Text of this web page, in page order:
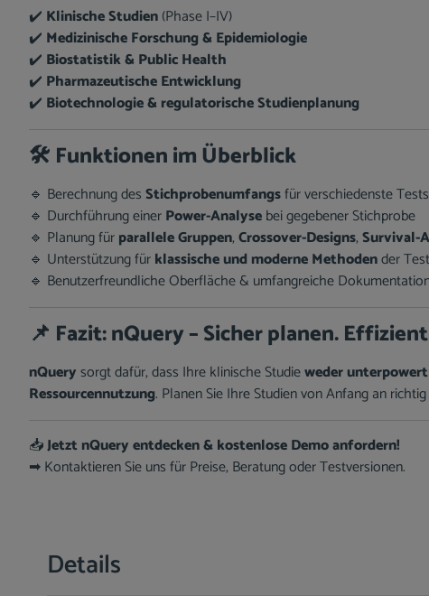
✔️ Klinische Studien(Phase I–IV)
✔️ Medizinische Forschung & Epidemiologie
✔️ Biostatistik & Public Health
✔️ Pharmazeutische Entwicklung
✔️ Biotechnologie & regulatorische Studienplanung
🛠️ Funktionen im Überblick
🔹 Berechnung desStichprobenumfangsfür verschiedenste
🔹 Durchführung einerPower-Analysebei gegebener Stichprobe
🔹 Planung fürparallele Gruppen,Crossover-Designs,Survival-
🔹 Unterstützung fürklassische und moderne Methodender
🔹 Benutzerfreundliche Oberfläche & umfangreiche
📌 Fazit: nQuery – Sicher planen.
nQuerysorgt dafür, dass Ihre klinische Studieweder
Ressourcennutzung. Planen Sie Ihre Studien von Anfang an
📥Jetzt nQuery entdecken & kostenlose Demo anfordern!
➡ Kontaktieren Sie uns für Preise, Beratung oder Testversionen.
Details